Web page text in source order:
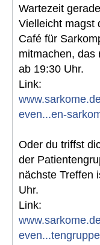
Wartezeit
Vielleicht magst
Café für
mitmachen, das
ab 19:30 Uhr.
Link:
even...en-
Oder du triffst
der
nächste Treffen
Uhr.
Link: